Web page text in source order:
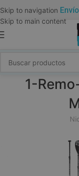
Skip to navigation
Skip to main content
1-